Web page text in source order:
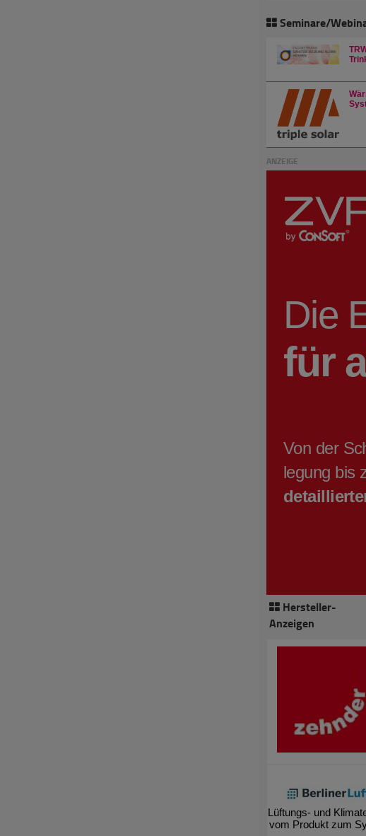
Seminare/
ANZEIGE
Hersteller-
Anzeigen
Lüftungs- und
vom Produkt zum